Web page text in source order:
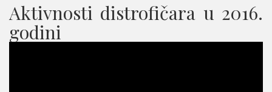
Aktivnosti distrofičara u 2016.
godini